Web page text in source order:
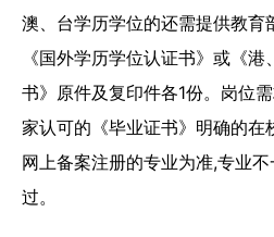
澳、台学历学位的还需提供教育
《国外学历学位认证书》或《
书》原件及复印件各1份。岗位
家认可的《毕业证书》明确的在
网上备案注册的专业为准,专业
过。